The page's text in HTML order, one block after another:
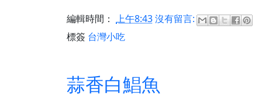
編輯時間： 上午8:43沒有留言:
標簽 台灣小吃
蒜香白鯧魚